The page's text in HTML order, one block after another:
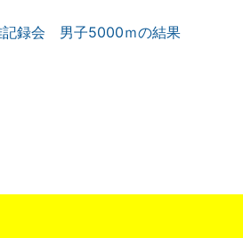
記録会 男子5000ｍの結果